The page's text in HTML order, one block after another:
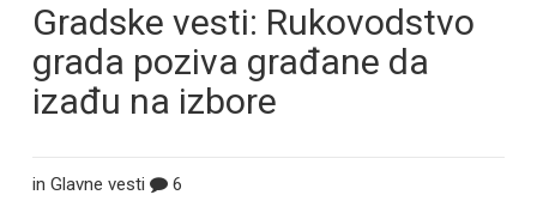
Gradske vesti: Rukovodstvo
grada poziva građane da
izađu na izbore
in Glavne vesti
6